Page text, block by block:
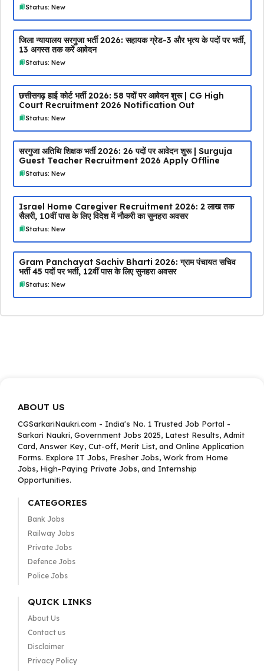
Status: New
जिला न्यायालय सरगुजा भर्ती 2026: सहायक ग्रेड-3 और भृत्य के पदों पर भर्ती,
13 अगस्त तक करें आवेदन
Status: New
छत्तीसगढ़ हाई कोर्ट भर्ती 2026: 58 पदों पर आवेदन शुरू | CG High
Court Recruitment 2026 Notification Out
Status: New
सरगुजा अतिथि शिक्षक भर्ती 2026: 26 पदों पर आवेदन शुरू | Surguja
Guest Teacher Recruitment 2026 Apply Offline
Status: New
Israel Home Caregiver Recruitment 2026: ₹2 लाख तक
सैलरी, 10वीं पास के लिए विदेश में नौकरी का सुनहरा अवसर
Status: New
Gram Panchayat Sachiv Bharti 2026: ग्राम पंचायत सचिव
भर्ती 45 पदों पर भर्ती, 12वीं पास के लिए सुनहरा अवसर
Status: New
ABOUT US
CGSarkariNaukri.com - India's No. 1 Trusted Job Portal -
Sarkari Naukri, Government Jobs 2025, Latest Results, Admit
Card, Answer Key, Cut-off, Merit List, and Online Application
Forms. Explore IT Jobs, Fresher Jobs, Work from Home
Jobs, High-Paying Private Jobs, and Internship
Opportunities.
CATEGORIES
Bank Jobs
Railway Jobs
Private Jobs
Defence Jobs
Police Jobs
QUICK LINKS
About Us
Contact us
Disclaimer
Privacy Policy